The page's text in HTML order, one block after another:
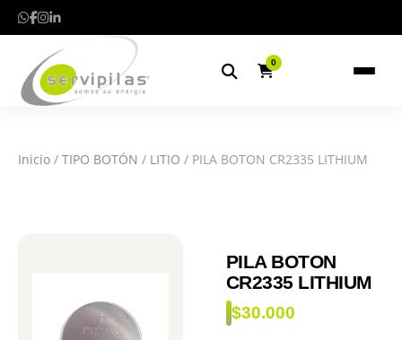
0
Inicio / TIPO BOTÓN / LITIO / PILA BOTON CR2335 LITHIUM
PILA BOTON
CR2335 LITHIUM
$30.000